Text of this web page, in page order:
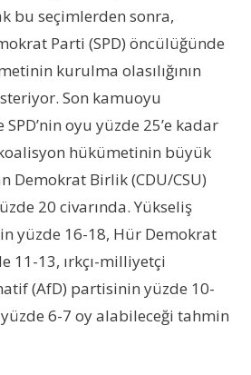
bu seçimlerden sonra,
Parti (SPD) öncülüğünde
kurulma olasılığının
Son kamuoyu
oyu yüzde 25’e kadar
hükümetinin büyük
Demokrat Birlik (CDU/CSU)
20 civarında. Yükseliş
yüzde 16-18, Hür Demokrat
11-13, ırkçı-milliyetçi
(AfD) partisinin yüzde 10-
yüzde 6-7 oy alabileceği tahmin